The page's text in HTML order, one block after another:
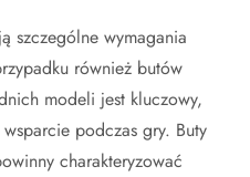
szczególne wymagania
również butów
modeli jest kluczowy,
podczas gry. Buty
charakteryzować